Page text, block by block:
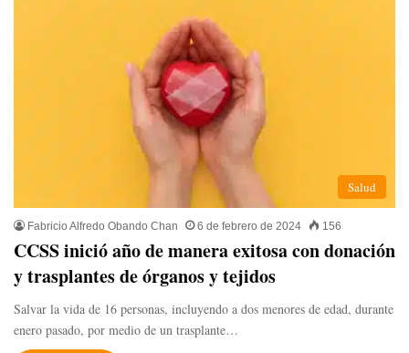
Salud
Fabricio Alfredo Obando Chan 6 de febrero de 2024 156
CCSS inició año de manera exitosa con donación
y trasplantes de órganos y tejidos
Salvar la vida de 16 personas, incluyendo a dos menores de edad, durante
enero pasado, por medio de un trasplante…